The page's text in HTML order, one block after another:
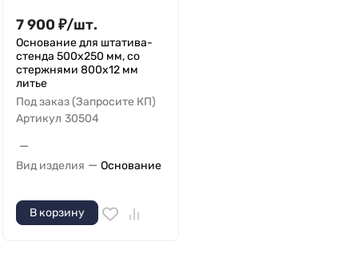
7 900 ₽/шт.
Основание для штатива-
стенда 500х250 мм, со
стержнями 800х12 мм
литье
Под заказ (Запросите КП)
Артикул 30504
—
Вид изделия — Основание
В корзину